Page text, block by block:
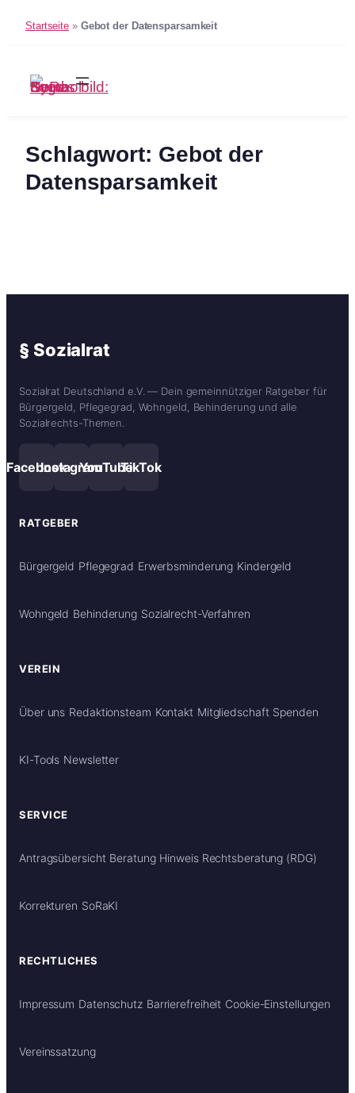
Startseite » Gebot der Datensparsamkeit
Inhalt
springen
Schlagwort: Gebot der
Datensparsamkeit
§ Sozialrat
Sozialrat Deutschland e.V. — Dein gemeinnütziger Ratgeber für
Bürgergeld, Pflegegrad, Wohngeld, Behinderung und alle
Sozialrechts-Themen.
FacebookInstagramYouTubeTikTok
RATGEBER
Bürgergeld Pflegegrad Erwerbsminderung Kindergeld
Wohngeld Behinderung Sozialrecht-Verfahren
VEREIN
Über uns Redaktionsteam Kontakt Mitgliedschaft Spenden
KI-Tools Newsletter
SERVICE
Antragsübersicht Beratung Hinweis Rechtsberatung (RDG)
Korrekturen SoRaKI
RECHTLICHES
Impressum Datenschutz Barrierefreiheit Cookie-Einstellungen
Vereinssatzung